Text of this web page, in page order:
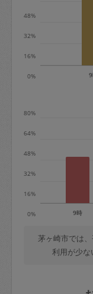
※キャ
0%
16%
32%
48%
0%
16%
32%
48%
64%
80%
9時
茅ヶ崎市では
利用が少な